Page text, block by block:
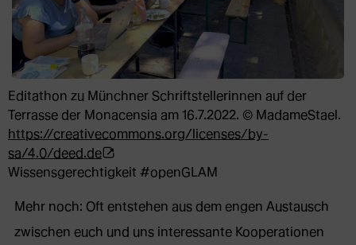
Editathon zu Münchner Schriftstellerinnen auf der
Terrasse der Monacensia am 16.7.2022. © MadameStael.
https://creativecommons.org/licenses/by-
sa/4.0/deed.de(Öffnet
externe
in
neuem
Wissensgerechtigkeit #openGLAM
Mehr noch: Oft entstehen aus dem engen Austausch
zwischen euch und uns interessante Kooperationen